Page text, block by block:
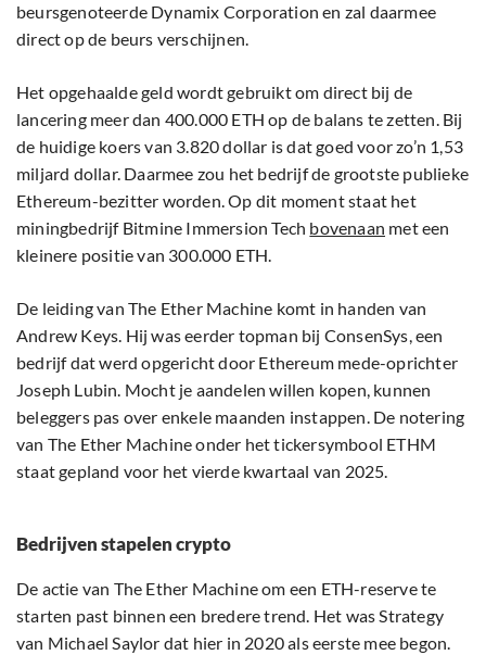
beursgenoteerde Dynamix Corporation en zal daarmee
direct op de beurs verschijnen.
Het opgehaalde geld wordt gebruikt om direct bij de
lancering meer dan 400.000 ETH op de balans te zetten. Bij
de huidige koers van 3.820 dollar is dat goed voor zo’n 1,53
miljard dollar. Daarmee zou het bedrijf de grootste publieke
Ethereum-bezitter worden. Op dit moment staat het
miningbedrijf Bitmine Immersion Tech bovenaan met een
kleinere positie van 300.000 ETH.
De leiding van The Ether Machine komt in handen van
Andrew Keys. Hij was eerder topman bij ConsenSys, een
bedrijf dat werd opgericht door Ethereum mede-oprichter
Joseph Lubin. Mocht je aandelen willen kopen, kunnen
beleggers pas over enkele maanden instappen. De notering
van The Ether Machine onder het tickersymbool ETHM
staat gepland voor het vierde kwartaal van 2025.
Bedrijven stapelen crypto
De actie van The Ether Machine om een ETH-reserve te
starten past binnen een bredere trend. Het was Strategy
van Michael Saylor dat hier in 2020 als eerste mee begon.